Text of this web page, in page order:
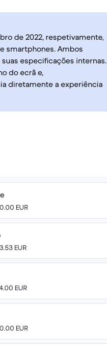
de 2022, respetivamente,
smartphones. Ambos
especificações internas.
do ecrã e,
diretamente a experiência
EUR
EUR
EUR
EUR